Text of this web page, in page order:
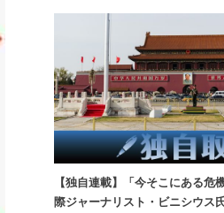
【独自連載】「今そこにある
際ジャーナリスト・ビニシウス